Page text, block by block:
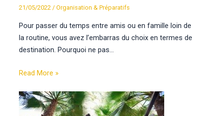
21/05/2022/Organisation & Préparatifs
Pour passer du temps entre amis ou en famille loin de
la routine, vous avez l’embarras du choix en termes de
destination. Pourquoi ne pas…
Read More »